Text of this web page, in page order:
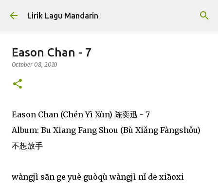
Skip to main content
Lirik Lagu Mandarin
Eason Chan - 7
October 08, 2010
Eason Chan (Chén Yì Xùn) 陈奕迅 - 7
Album: Bu Xiang Fang Shou (Bù Xiǎng Fàngshǒu)
不想放手
wàngjì sān ge yuè guòqù wàngjì nǐ de xiāoxi